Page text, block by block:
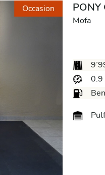
Occasion PONY
Mofa
0.9